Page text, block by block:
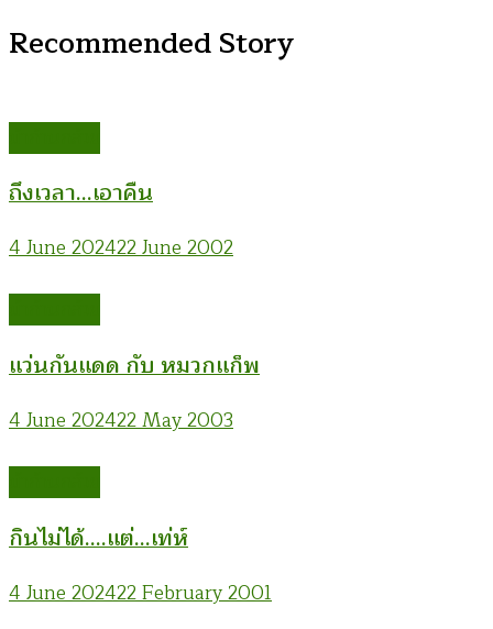
Recommended Story
ถึงเวลา…เอาคืน
4 June 202422 June 2002
แว่นกันแดด กับ หมวกแก็พ
4 June 202422 May 2003
กินไม่ได้….แต่…เท่ห์
4 June 202422 February 2001